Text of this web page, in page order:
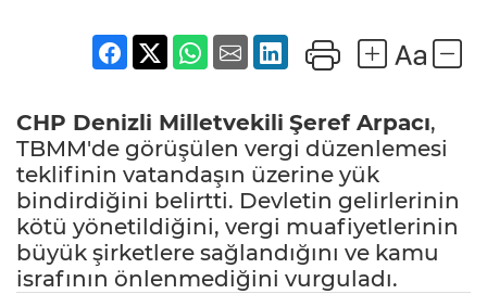
CHP Denizli Milletvekili Şeref Arpacı,
TBMM'de görüşülen vergi düzenlemesi
teklifinin vatandaşın üzerine yük
bindirdiğini belirtti. Devletin gelirlerinin
kötü yönetildiğini, vergi muafiyetlerinin
büyük şirketlere sağlandığını ve kamu
israfının önlenmediğini vurguladı.